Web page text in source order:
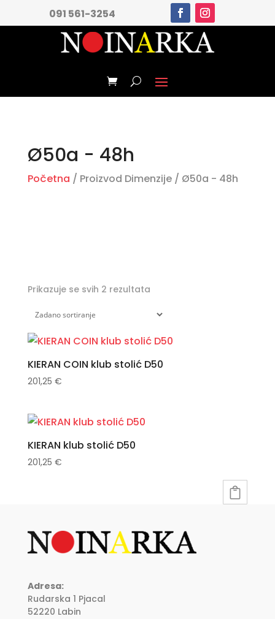
091 561-3254
Ø50a - 48h
Početna / Proizvod Dimenzije / Ø50a - 48h
Prikazuje se svih 2 rezultata
KIERAN COIN klub stolić D50
201,25 €
KIERAN klub stolić D50
201,25 €
Adresa:
Rudarska 1 Pjacal
52220 Labin